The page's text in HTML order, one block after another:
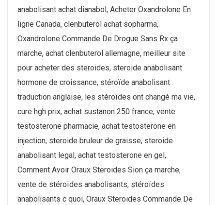
anabolisant achat dianabol, Acheter Oxandrolone En
ligne Canada, clenbuterol achat sopharma,
Oxandrolone Commande De Drogue Sans Rx ça
marche, achat clenbuterol allemagne, meilleur site
pour acheter des steroides, steroide anabolisant
hormone de croissance, stéroïde anabolisant
traduction anglaise, les stéroïdes ont changé ma vie,
cure hgh prix, achat sustanon 250 france, vente
testosterone pharmacie, achat testosterone en
injection, steroide bruleur de graisse, steroide
anabolisant legal, achat testosterone en gel,
Comment Avoir Oraux Steroides Sion ça marche,
vente de stéroïdes anabolisants, stéroïdes
anabolisants c quoi, Oraux Steroides Commande De